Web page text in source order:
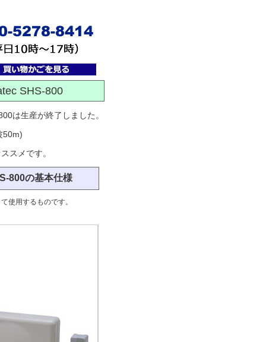
SHS-800
は生産が終了しました。
50m)
スメです。
800の基本仕様
使用するものです。